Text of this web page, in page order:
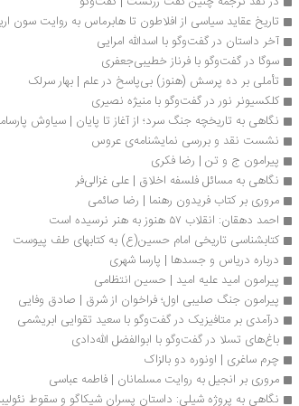
تاریخ عقاید سیاسی از افلاطون تا هابرماس به روایت سون
آخر داستان در گفت‌وگو با اسدالله امرایی
سوگا در گفت‌وگو با فرناز خطیبی‌جعفری
تأملی بر ده پرسش (هنوز) بی‌پاسخ در علم | بهار سرلک
کلکسیونر نور در گفت‌وگو با منیژه نصیری
نگاهی به تاریخچه جنگ سرد؛ از آغاز تا پایان | سیاوش
نشست نقد و بررسی نمایشنامه‌ی عروس
پیرامون ج و تن | رضا فکری
نگاهی به مسائل فلسفه اخلاق | علی غزالی‌فر
مروری بر کتاب فریدون رهنما | رضا صائمی
احمد دهقان: انقلاب ۵۷ هنوز به هنر نرسیده است
کتابشناسی تاریخی امام‌ حسین(ع) به کتابهای طف پیوست
درباره دریاس و جسدها | پارسا شهری
پیرامون امید علیه امید | حسین انتظامی
پیرامون جنگ صلیبی اول؛ فراخوان از شرق | صادق وفایی
درآمدی بر متافیزیک در گفت‌وگو با سعید تقوایی ابریشمی
باغ‌های تسلا در گفت‌وگو با ابوالفضل الله‌دادی
چرم ساغری | اونوره دو بالزاک
مروری بر انجیل به روایت مسلمانان | فاطمه عباسی